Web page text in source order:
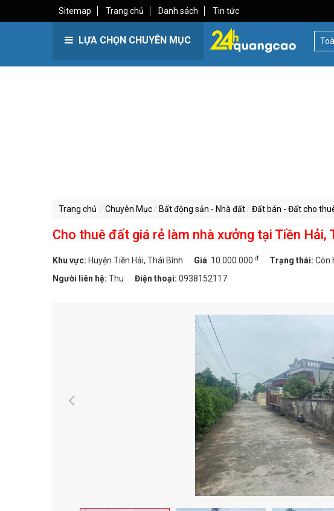
Sitemap Trang chủ Danh sách Tin tức
LỰA CHỌN CHUYÊN MỤC
Trang chủ Chuyên Mục Bất động sản - Nhà đất Đất bán - Đất cho
Cho thuê đất giá rẻ làm nhà xưởng tại Tiền Hải,
Khu vực: Huyện Tiền Hải, Thái Bình Giá: 10.000.000 đ Trạng thái: Còn
Người liên hệ: Thu Điện thoại: 0938152117